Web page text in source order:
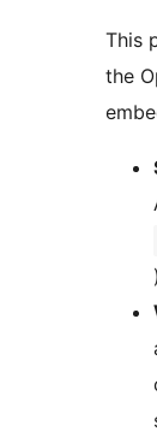
This
the
)